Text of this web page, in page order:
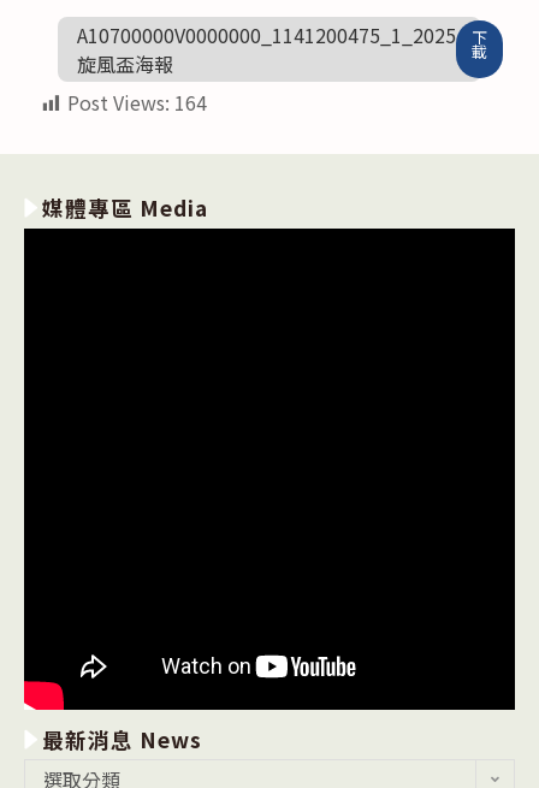
A10700000V0000000_1141200475_1_2025
旋風盃海報
下
載
Post Views: 164
媒體專區 Media
最新消息 News
選取分類